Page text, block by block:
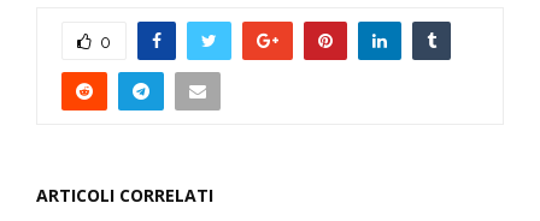
0
ARTICOLI CORRELATI